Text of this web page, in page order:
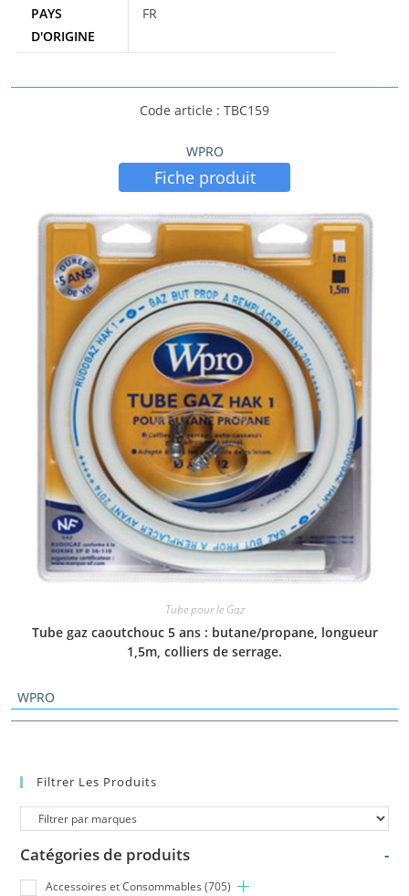
PAYS
D'ORIGINE
FR
Code article : TBC159
WPRO
Fiche produit
Tube pour le Gaz
Tube gaz caoutchouc 5 ans : butane/propane, longueur
1,5m, colliers de serrage.
WPRO
Filtrer Les Produits
Catégories de produits -
Accessoires et Consommables (705)